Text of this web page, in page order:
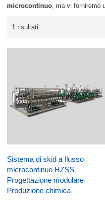
microcontinuo, ma vi forniremo
1 risultati
Sistema di skid a flusso
microcontinuo HZSS
Progettazione modulare
Produzione chimica